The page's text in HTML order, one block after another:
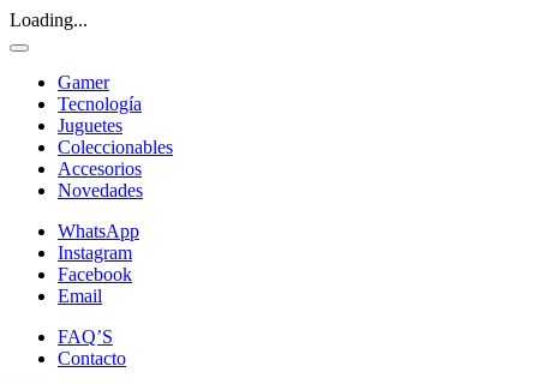
Loading...
Gamer
Tecnología
Juguetes
Coleccionables
Accesorios
Novedades
WhatsApp
Instagram
Facebook
Email
FAQ’S
Contacto